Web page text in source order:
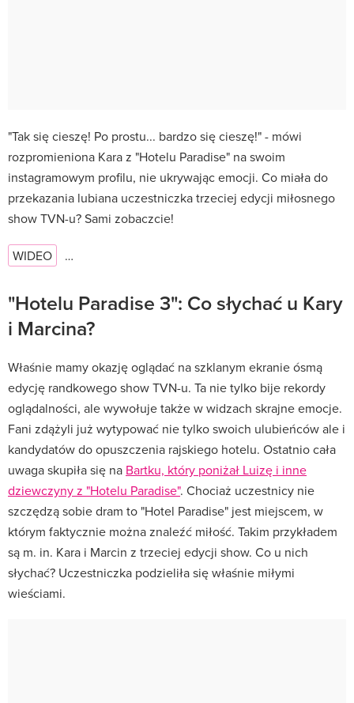
"Tak się cieszę! Po prostu... bardzo się cieszę!" - mówi
rozpromieniona Kara z "Hotelu Paradise" na swoim
instagramowym profilu, nie ukrywając emocji. Co miała do
przekazania lubiana uczestniczka trzeciej edycji miłosnego
show TVN-u? Sami zobaczcie!
WIDEO …
"Hotelu Paradise 3": Co słychać u Kary
i Marcina?
Właśnie mamy okazję oglądać na szklanym ekranie ósmą
edycję randkowego show TVN-u. Ta nie tylko bije rekordy
oglądalności, ale wywołuje także w widzach skrajne emocje.
Fani zdążyli już wytypować nie tylko swoich ulubieńców ale i
kandydatów do opuszczenia rajskiego hotelu. Ostatnio cała
uwaga skupiła się na Bartku, który poniżał Luizę i inne
dziewczyny z "Hotelu Paradise". Chociaż uczestnicy nie
szczędzą sobie dram to "Hotel Paradise" jest miejscem, w
którym faktycznie można znaleźć miłość. Takim przykładem
są m. in. Kara i Marcin z trzeciej edycji show. Co u nich
słychać? Uczestniczka podzieliła się właśnie miłymi
wieściami.